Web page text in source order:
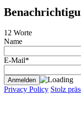
12 Worte
Name
E-Mail*
Privacy Policy Stolz